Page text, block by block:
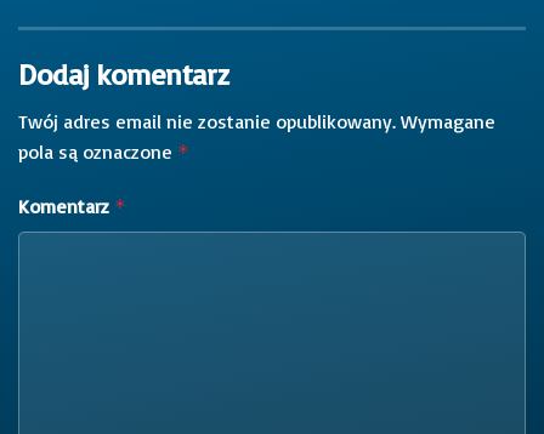
Dodaj komentarz
Twój adres email nie zostanie opublikowany. Wymagane
pola są oznaczone *
Komentarz *